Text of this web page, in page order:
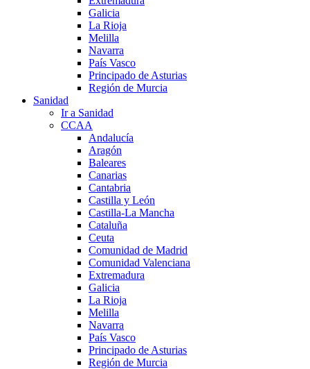
Galicia
La Rioja
Melilla
Navarra
País Vasco
Principado de Asturias
Región de Murcia
Sanidad
Ir a Sanidad
CCAA
Andalucía
Aragón
Baleares
Canarias
Cantabria
Castilla y León
Castilla-La Mancha
Cataluña
Ceuta
Comunidad de Madrid
Comunidad Valenciana
Extremadura
Galicia
La Rioja
Melilla
Navarra
País Vasco
Principado de Asturias
Región de Murcia